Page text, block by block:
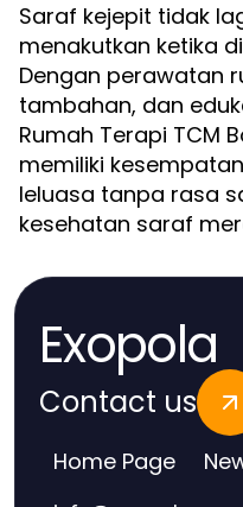
Saraf kejepit tidak
menakutkan ketika
Dengan perawatan
tambahan, dan
Rumah Terapi TCM
memiliki
leluasa tanpa rasa
kesehatan saraf
Exopola
Contact us
Home Page